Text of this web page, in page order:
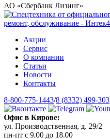
АО «Сбербанк Лизинг»
Акции
Сервис
О компании
Статьи
Новости
Контакты
8-800-775-1443/8 (8332) 499-303
Офис в Кирове:
ул. Производственная, д. 29/2
пн-пт с 9.00 до 18.00